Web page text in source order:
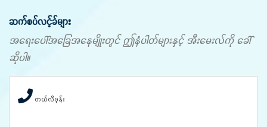
ဆက်စပ်လင့်ခ်များ
အရေးပေါ်အခြေအနေမျိုးတွင် ဤနံပါတ်များနှင့် အီးမေးလ်ကို ခေါ်
ဆိုပါ။
တယ်လီဖုန်း